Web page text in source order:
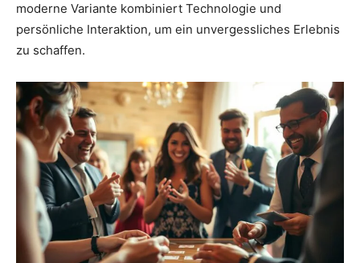
moderne Variante kombiniert Technologie und
persönliche Interaktion, um ein unvergessliches Erlebnis
zu schaffen.